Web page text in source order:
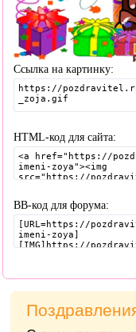
Ссылка на картинку:
HTML-код для сайта:
BB-код для форума: